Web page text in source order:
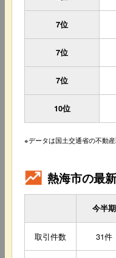
7位
7位
7位
10位
※データは国土交通省の不動
熱海市の最
今半期
取引件数 31件